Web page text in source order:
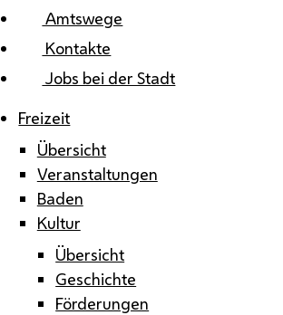
Amtswege
Kontakte
Jobs bei der Stadt
Freizeit
Übersicht
Veranstaltungen
Baden
Kultur
Übersicht
Geschichte
Förderungen